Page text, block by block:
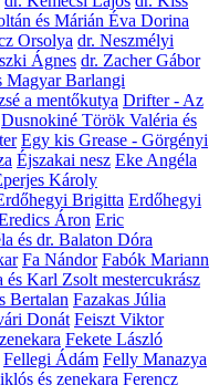
és Márián Éva Dorina
Orsolya dr. Neszmélyi
Ágnes dr. Zacher Gábor
Magyar Barlangi
a mentőkutya Drifter - Az
Dusnokiné Török Valéria és
Egy kis Grease - Görgényi
Éjszakai nesz Eke Angéla
Károly
Brigitta Erdőhegyi
Áron Eric
és dr. Balaton Dóra
Fa Nándor Fabók Mariann
Karl Zsolt mestercukrász
Bertalan Fazakas Júlia
Donát Feiszt Viktor
Fekete László
Fellegi Ádám Felly Manazya
és zenekara Ferencz